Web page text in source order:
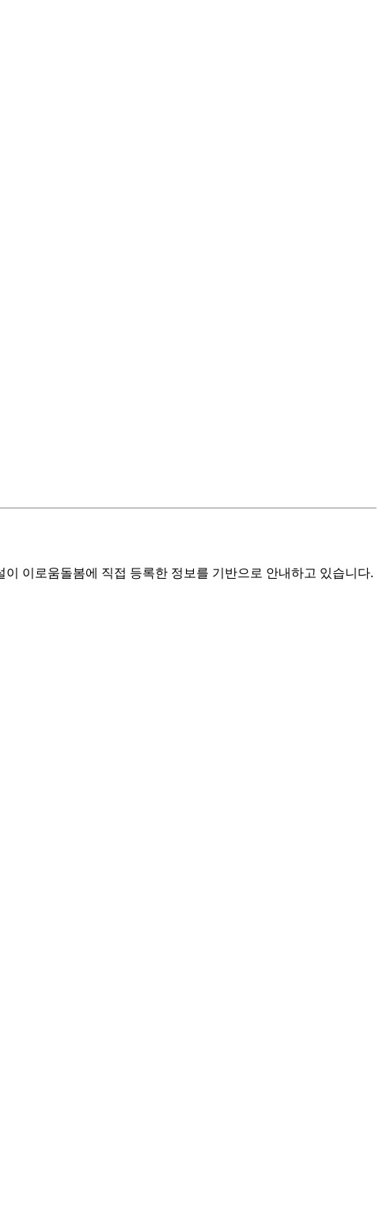
이로움돌봄에 직접 등록한 정보를 기반으로 안내하고 있습니다.